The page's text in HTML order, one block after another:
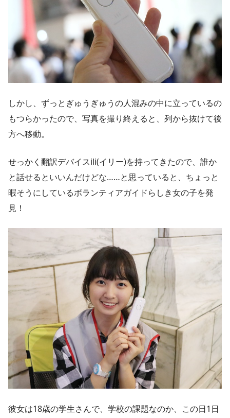
しかし、ずっとぎゅうぎゅうの人混みの中に立っているの
もつらかったので、写真を撮り終えると、列から抜けて後
方へ移動。
せっかく翻訳デバイスili(イリー)を持ってきたので、誰か
と話せるといいんだけどな……と思っていると、ちょっと
暇そうにしているボランティアガイドらしき女の子を発
見！
彼女は18歳の学生さんで、学校の課題なのか、この日1日